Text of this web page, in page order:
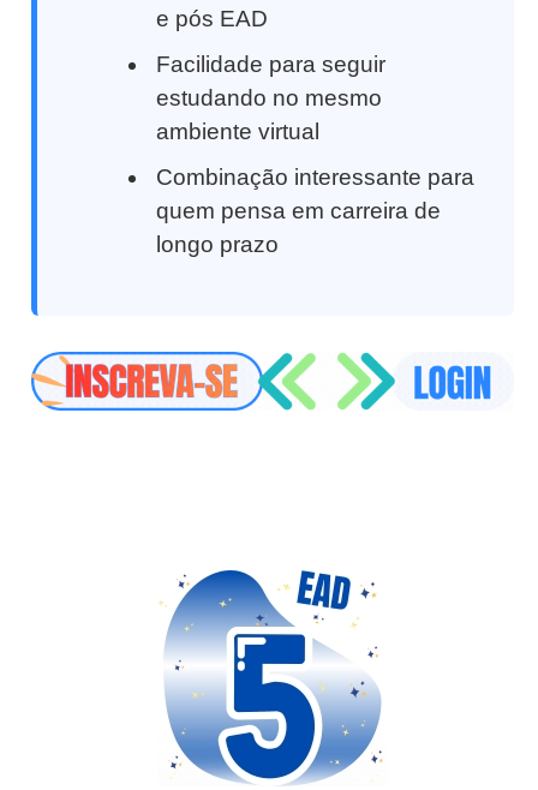
e pós EAD
Facilidade para seguir
estudando no mesmo
ambiente virtual
Combinação interessante para
quem pensa em carreira de
longo prazo